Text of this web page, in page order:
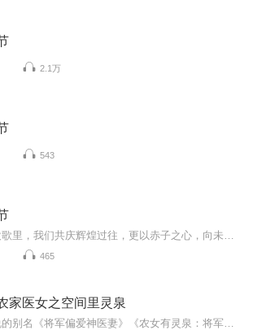
2.1万
543
465
家医女之空间里灵泉